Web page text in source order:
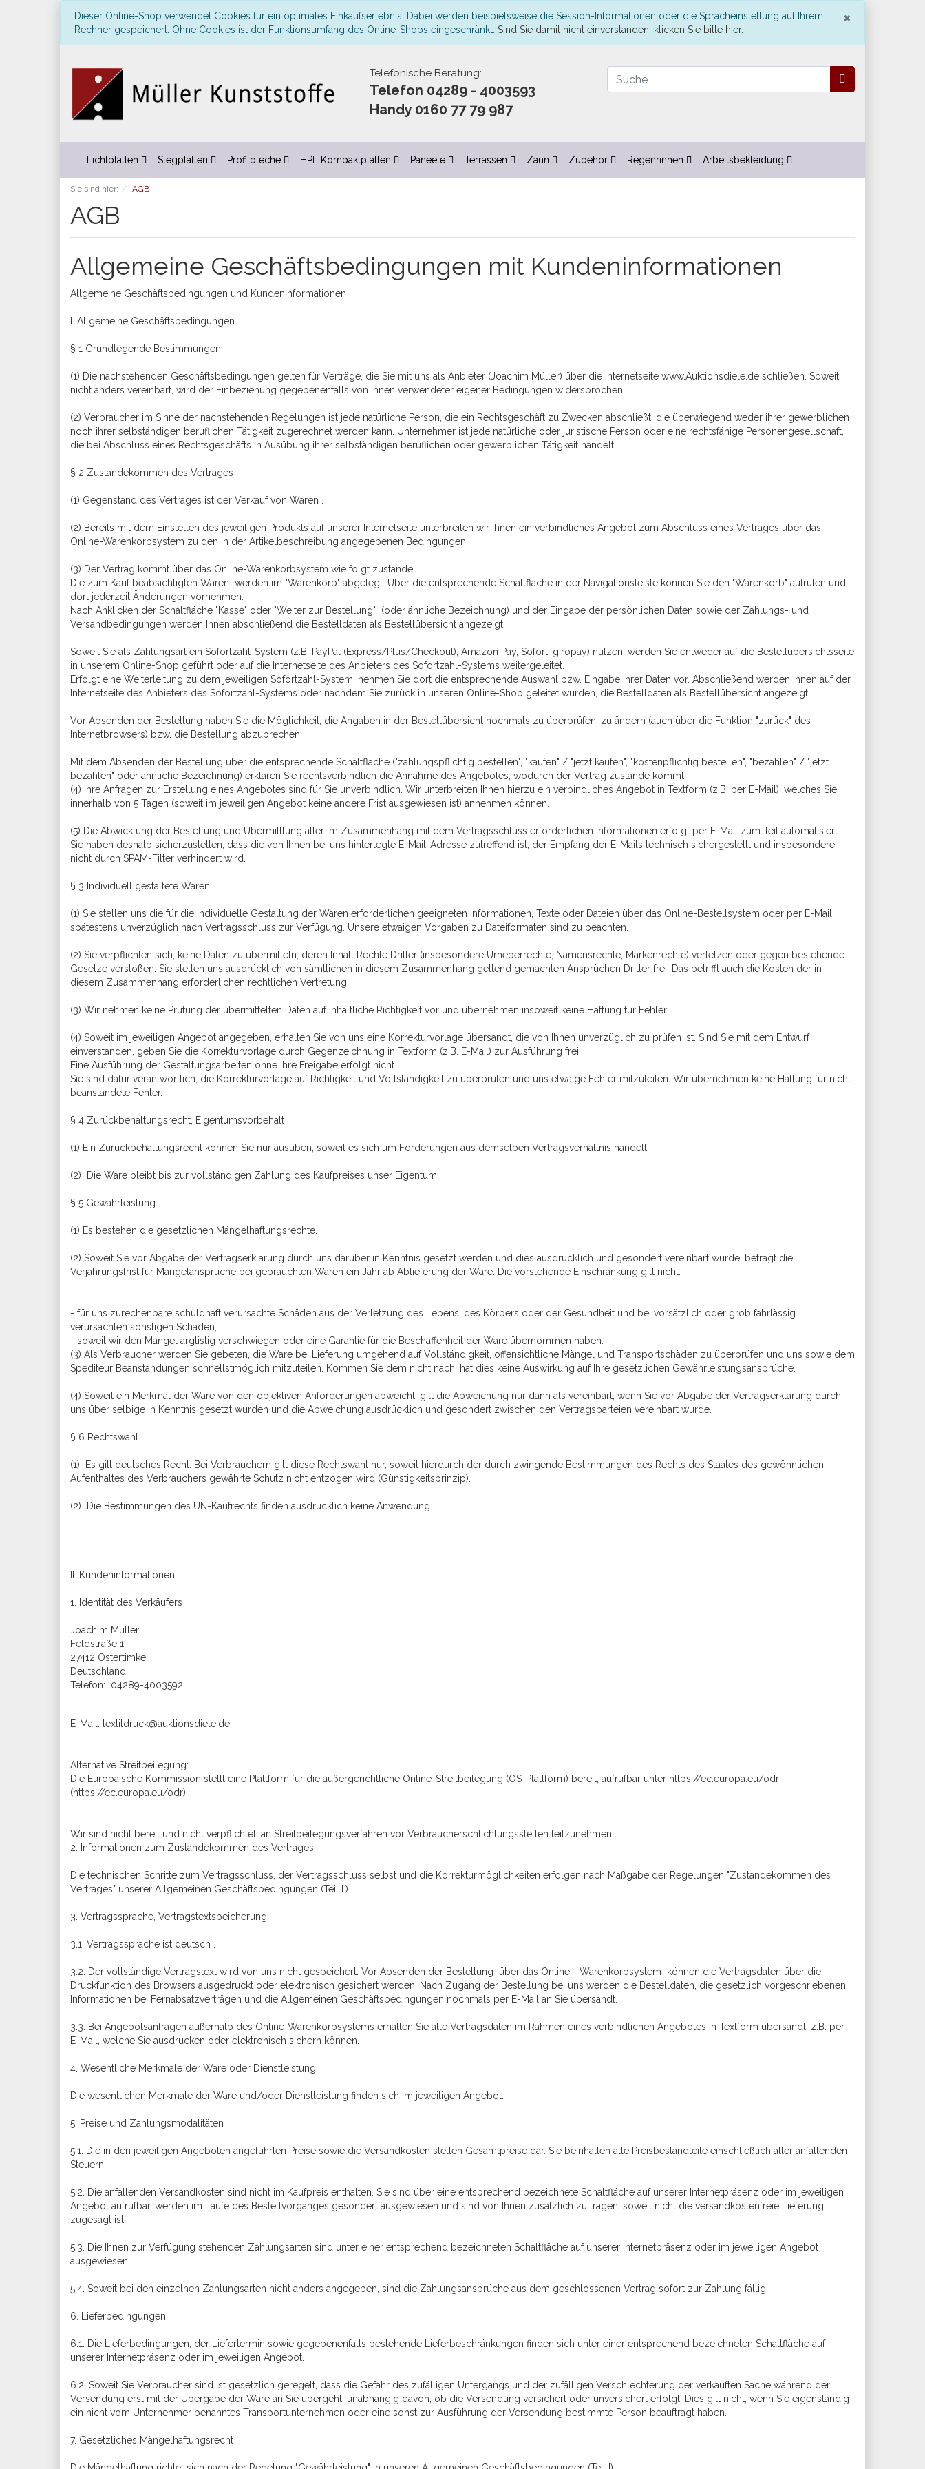
×
Dieser Online-Shop verwendet Cookies für ein optimales Einkaufserlebnis. Dabei werden beispielsweise die Session-Informationen oder die Spracheinstellung auf Ihrem
Rechner gespeichert. Ohne Cookies ist der Funktionsumfang des Online-Shops eingeschränkt. Sind Sie damit nicht einverstanden, klicken Sie bitte hier.
Telefonische Beratung:
Telefon 04289 - 4003593
Handy 0160 77 79 987
Lichtplatten Stegplatten Profilbleche HPL Kompaktplatten Paneele Terrassen Zaun Zubehör Regenrinnen Arbeitsbekleidung
Sie sind hier: AGB
AGB
Allgemeine Geschäftsbedingungen mit Kundeninformationen
Allgemeine Geschäftsbedingungen und Kundeninformationen
I. Allgemeine Geschäftsbedingungen
§ 1 Grundlegende Bestimmungen
(1) Die nachstehenden Geschäftsbedingungen gelten für Verträge, die Sie mit uns als Anbieter (Joachim Müller) über die Internetseite www.Auktionsdiele.de schließen. Soweit
nicht anders vereinbart, wird der Einbeziehung gegebenenfalls von Ihnen verwendeter eigener Bedingungen widersprochen.
(2) Verbraucher im Sinne der nachstehenden Regelungen ist jede natürliche Person, die ein Rechtsgeschäft zu Zwecken abschließt, die überwiegend weder ihrer gewerblichen
noch ihrer selbständigen beruflichen Tätigkeit zugerechnet werden kann. Unternehmer ist jede natürliche oder juristische Person oder eine rechtsfähige Personengesellschaft,
die bei Abschluss eines Rechtsgeschäfts in Ausübung ihrer selbständigen beruflichen oder gewerblichen Tätigkeit handelt.
§ 2 Zustandekommen des Vertrages
(1) Gegenstand des Vertrages ist der Verkauf von Waren .
(2) Bereits mit dem Einstellen des jeweiligen Produkts auf unserer Internetseite unterbreiten wir Ihnen ein verbindliches Angebot zum Abschluss eines Vertrages über das
Online-Warenkorbsystem zu den in der Artikelbeschreibung angegebenen Bedingungen.
(3) Der Vertrag kommt über das Online-Warenkorbsystem wie folgt zustande:
Die zum Kauf beabsichtigten Waren werden im "Warenkorb" abgelegt. Über die entsprechende Schaltfläche in der Navigationsleiste können Sie den "Warenkorb" aufrufen und
dort jederzeit Änderungen vornehmen.
Nach Anklicken der Schaltfläche "Kasse" oder "Weiter zur Bestellung" (oder ähnliche Bezeichnung) und der Eingabe der persönlichen Daten sowie der Zahlungs- und
Versandbedingungen werden Ihnen abschließend die Bestelldaten als Bestellübersicht angezeigt.
Soweit Sie als Zahlungsart ein Sofortzahl-System (z.B. PayPal (Express/Plus/Checkout), Amazon Pay, Sofort, giropay) nutzen, werden Sie entweder auf die Bestellübersichtsseite
in unserem Online-Shop geführt oder auf die Internetseite des Anbieters des Sofortzahl-Systems weitergeleitet.
Erfolgt eine Weiterleitung zu dem jeweiligen Sofortzahl-System, nehmen Sie dort die entsprechende Auswahl bzw. Eingabe Ihrer Daten vor. Abschließend werden Ihnen auf der
Internetseite des Anbieters des Sofortzahl-Systems oder nachdem Sie zurück in unseren Online-Shop geleitet wurden, die Bestelldaten als Bestellübersicht angezeigt.
Vor Absenden der Bestellung haben Sie die Möglichkeit, die Angaben in der Bestellübersicht nochmals zu überprüfen, zu ändern (auch über die Funktion "zurück" des
Internetbrowsers) bzw. die Bestellung abzubrechen.
Mit dem Absenden der Bestellung über die entsprechende Schaltfläche ("zahlungspflichtig bestellen", "kaufen" / "jetzt kaufen", "kostenpflichtig bestellen", "bezahlen" / "jetzt
bezahlen" oder ähnliche Bezeichnung) erklären Sie rechtsverbindlich die Annahme des Angebotes, wodurch der Vertrag zustande kommt.
(4) Ihre Anfragen zur Erstellung eines Angebotes sind für Sie unverbindlich. Wir unterbreiten Ihnen hierzu ein verbindliches Angebot in Textform (z.B. per E-Mail), welches Sie
innerhalb von 5 Tagen (soweit im jeweiligen Angebot keine andere Frist ausgewiesen ist) annehmen können.
(5) Die Abwicklung der Bestellung und Übermittlung aller im Zusammenhang mit dem Vertragsschluss erforderlichen Informationen erfolgt per E-Mail zum Teil automatisiert.
Sie haben deshalb sicherzustellen, dass die von Ihnen bei uns hinterlegte E-Mail-Adresse zutreffend ist, der Empfang der E-Mails technisch sichergestellt und insbesondere
nicht durch SPAM-Filter verhindert wird.
§ 3 Individuell gestaltete Waren
(1) Sie stellen uns die für die individuelle Gestaltung der Waren erforderlichen geeigneten Informationen, Texte oder Dateien über das Online-Bestellsystem oder per E-Mail
spätestens unverzüglich nach Vertragsschluss zur Verfügung. Unsere etwaigen Vorgaben zu Dateiformaten sind zu beachten.
(2) Sie verpflichten sich, keine Daten zu übermitteln, deren Inhalt Rechte Dritter (insbesondere Urheberrechte, Namensrechte, Markenrechte) verletzen oder gegen bestehende
Gesetze verstoßen. Sie stellen uns ausdrücklich von sämtlichen in diesem Zusammenhang geltend gemachten Ansprüchen Dritter frei. Das betrifft auch die Kosten der in
diesem Zusammenhang erforderlichen rechtlichen Vertretung.
(3) Wir nehmen keine Prüfung der übermittelten Daten auf inhaltliche Richtigkeit vor und übernehmen insoweit keine Haftung für Fehler.
(4) Soweit im jeweiligen Angebot angegeben, erhalten Sie von uns eine Korrekturvorlage übersandt, die von Ihnen unverzüglich zu prüfen ist. Sind Sie mit dem Entwurf
einverstanden, geben Sie die Korrekturvorlage durch Gegenzeichnung in Textform (z.B. E-Mail) zur Ausführung frei.
Eine Ausführung der Gestaltungsarbeiten ohne Ihre Freigabe erfolgt nicht.
Sie sind dafür verantwortlich, die Korrekturvorlage auf Richtigkeit und Vollständigkeit zu überprüfen und uns etwaige Fehler mitzuteilen. Wir übernehmen keine Haftung für nicht
beanstandete Fehler.
§ 4 Zurückbehaltungsrecht, Eigentumsvorbehalt
(1) Ein Zurückbehaltungsrecht können Sie nur ausüben, soweit es sich um Forderungen aus demselben Vertragsverhältnis handelt.
(2) Die Ware bleibt bis zur vollständigen Zahlung des Kaufpreises unser Eigentum.
§ 5 Gewährleistung
(1) Es bestehen die gesetzlichen Mängelhaftungsrechte.
(2) Soweit Sie vor Abgabe der Vertragserklärung durch uns darüber in Kenntnis gesetzt werden und dies ausdrücklich und gesondert vereinbart wurde, beträgt die
Verjährungsfrist für Mängelansprüche bei gebrauchten Waren ein Jahr ab Ablieferung der Ware. Die vorstehende Einschränkung gilt nicht:
- für uns zurechenbare schuldhaft verursachte Schäden aus der Verletzung des Lebens, des Körpers oder der Gesundheit und bei vorsätzlich oder grob fahrlässig
verursachten sonstigen Schäden;
- soweit wir den Mangel arglistig verschwiegen oder eine Garantie für die Beschaffenheit der Ware übernommen haben.
(3) Als Verbraucher werden Sie gebeten, die Ware bei Lieferung umgehend auf Vollständigkeit, offensichtliche Mängel und Transportschäden zu überprüfen und uns sowie dem
Spediteur Beanstandungen schnellstmöglich mitzuteilen. Kommen Sie dem nicht nach, hat dies keine Auswirkung auf Ihre gesetzlichen Gewährleistungsansprüche.
(4) Soweit ein Merkmal der Ware von den objektiven Anforderungen abweicht, gilt die Abweichung nur dann als vereinbart, wenn Sie vor Abgabe der Vertragserklärung durch
uns über selbige in Kenntnis gesetzt wurden und die Abweichung ausdrücklich und gesondert zwischen den Vertragsparteien vereinbart wurde.
§ 6 Rechtswahl
(1) Es gilt deutsches Recht. Bei Verbrauchern gilt diese Rechtswahl nur, soweit hierdurch der durch zwingende Bestimmungen des Rechts des Staates des gewöhnlichen
Aufenthaltes des Verbrauchers gewährte Schutz nicht entzogen wird (Günstigkeitsprinzip).
(2) Die Bestimmungen des UN-Kaufrechts finden ausdrücklich keine Anwendung.
II. Kundeninformationen
1. Identität des Verkäufers
Joachim Müller
Feldstraße 1
27412 Ostertimke
Deutschland
Telefon: 04289-4003592
E-Mail: textildruck@auktionsdiele.de
Alternative Streitbeilegung:
Die Europäische Kommission stellt eine Plattform für die außergerichtliche Online-Streitbeilegung (OS-Plattform) bereit, aufrufbar unter https://ec.europa.eu/odr
(https://ec.europa.eu/odr).
Wir sind nicht bereit und nicht verpflichtet, an Streitbeilegungsverfahren vor Verbraucherschlichtungsstellen teilzunehmen.
2. Informationen zum Zustandekommen des Vertrages
Die technischen Schritte zum Vertragsschluss, der Vertragsschluss selbst und die Korrekturmöglichkeiten erfolgen nach Maßgabe der Regelungen "Zustandekommen des
Vertrages" unserer Allgemeinen Geschäftsbedingungen (Teil I.).
3. Vertragssprache, Vertragstextspeicherung
3.1. Vertragssprache ist deutsch .
3.2. Der vollständige Vertragstext wird von uns nicht gespeichert. Vor Absenden der Bestellung über das Online - Warenkorbsystem können die Vertragsdaten über die
Druckfunktion des Browsers ausgedruckt oder elektronisch gesichert werden. Nach Zugang der Bestellung bei uns werden die Bestelldaten, die gesetzlich vorgeschriebenen
Informationen bei Fernabsatzverträgen und die Allgemeinen Geschäftsbedingungen nochmals per E-Mail an Sie übersandt.
3.3. Bei Angebotsanfragen außerhalb des Online-Warenkorbsystems erhalten Sie alle Vertragsdaten im Rahmen eines verbindlichen Angebotes in Textform übersandt, z.B. per
E-Mail, welche Sie ausdrucken oder elektronisch sichern können.
4. Wesentliche Merkmale der Ware oder Dienstleistung
Die wesentlichen Merkmale der Ware und/oder Dienstleistung finden sich im jeweiligen Angebot.
5. Preise und Zahlungsmodalitäten
5.1. Die in den jeweiligen Angeboten angeführten Preise sowie die Versandkosten stellen Gesamtpreise dar. Sie beinhalten alle Preisbestandteile einschließlich aller anfallenden
Steuern.
5.2. Die anfallenden Versandkosten sind nicht im Kaufpreis enthalten. Sie sind über eine entsprechend bezeichnete Schaltfläche auf unserer Internetpräsenz oder im jeweiligen
Angebot aufrufbar, werden im Laufe des Bestellvorganges gesondert ausgewiesen und sind von Ihnen zusätzlich zu tragen, soweit nicht die versandkostenfreie Lieferung
zugesagt ist.
5.3. Die Ihnen zur Verfügung stehenden Zahlungsarten sind unter einer entsprechend bezeichneten Schaltfläche auf unserer Internetpräsenz oder im jeweiligen Angebot
ausgewiesen.
5.4. Soweit bei den einzelnen Zahlungsarten nicht anders angegeben, sind die Zahlungsansprüche aus dem geschlossenen Vertrag sofort zur Zahlung fällig.
6. Lieferbedingungen
6.1. Die Lieferbedingungen, der Liefertermin sowie gegebenenfalls bestehende Lieferbeschränkungen finden sich unter einer entsprechend bezeichneten Schaltfläche auf
unserer Internetpräsenz oder im jeweiligen Angebot.
6.2. Soweit Sie Verbraucher sind ist gesetzlich geregelt, dass die Gefahr des zufälligen Untergangs und der zufälligen Verschlechterung der verkauften Sache während der
Versendung erst mit der Übergabe der Ware an Sie übergeht, unabhängig davon, ob die Versendung versichert oder unversichert erfolgt. Dies gilt nicht, wenn Sie eigenständig
ein nicht vom Unternehmer benanntes Transportunternehmen oder eine sonst zur Ausführung der Versendung bestimmte Person beauftragt haben.
7. Gesetzliches Mängelhaftungsrecht